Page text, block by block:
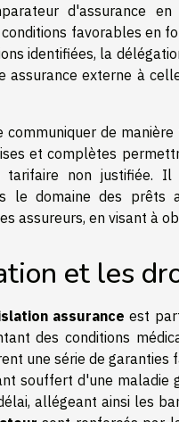
d'assurance
favorables en
identifiées, la
assurance externe à
de
et complètes
tarifaire non justifiée.
le domaine des prêts
assureurs, en visant à
et les
assurance est
des conditions
une série de garanties
souffert d'une maladie
allégeant ainsi les